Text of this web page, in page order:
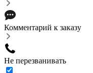
Комментарий к заказу
Не перезванивать